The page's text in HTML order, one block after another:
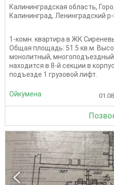
Калининградская область,
Калининград, Ленинградский
1-комн. квартира в ЖК
Общая площадь: 51.5 кв.м.
монолитный,
находится в 8-й секции в
подъезде 1 грузовой лифт.
Ойкумена 01.08